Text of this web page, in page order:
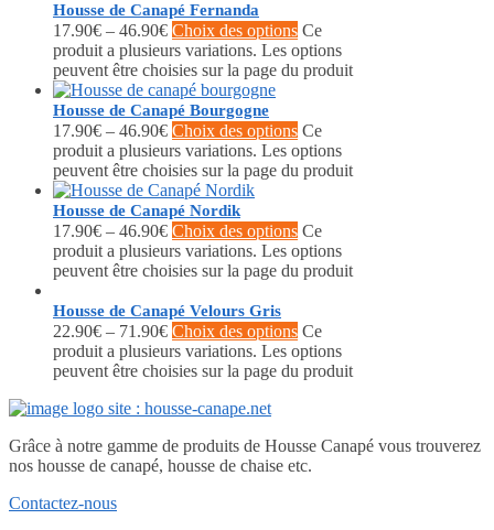
Housse de Canapé Fernanda
17.90€ – 46.90€ Choix des options Ce
produit a plusieurs variations. Les options
peuvent être choisies sur la page du produit
Housse de Canapé Bourgogne
17.90€ – 46.90€ Choix des options Ce
produit a plusieurs variations. Les options
peuvent être choisies sur la page du produit
Housse de Canapé Nordik
17.90€ – 46.90€ Choix des options Ce
produit a plusieurs variations. Les options
peuvent être choisies sur la page du produit
Housse de Canapé Velours Gris
22.90€ – 71.90€ Choix des options Ce
produit a plusieurs variations. Les options
peuvent être choisies sur la page du produit
Grâce à notre gamme de produits de Housse Canapé vous trouverez
nos housse de canapé, housse de chaise etc.
Contactez-nous